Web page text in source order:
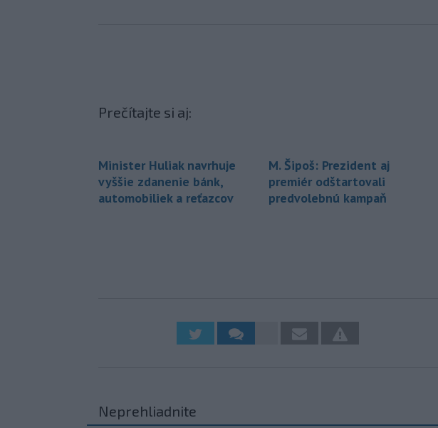
Prečítajte si aj:
Minister Huliak navrhuje
vyššie zdanenie bánk,
automobiliek a reťazcov
M. Šipoš: Prezident aj
premiér odštartovali
predvolebnú kampaň
Neprehliadnite